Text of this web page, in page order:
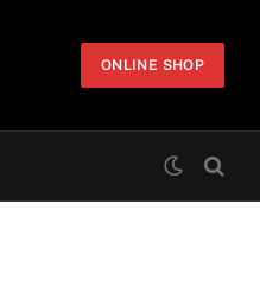
ONLINE SHOP